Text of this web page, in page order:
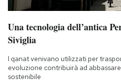
Una tecnologia dell’antica
Siviglia
I qanat venivano utilizzati per
evoluzione contribuirà ad
sostenibile